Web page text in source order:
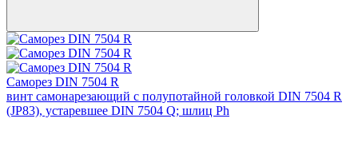
Саморез DIN 7504 R
винт самонарезающий с полупотайной головкой DIN 7504 R
(JP83), устаревшее DIN 7504 Q; шлиц Ph